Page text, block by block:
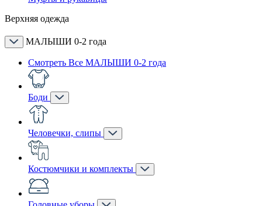
Верхняя одежда
МАЛЫШИ 0-2 года
Смотреть Все МАЛЫШИ 0-2 года
Боди
Человечки, слипы
Костюмчики и комплекты